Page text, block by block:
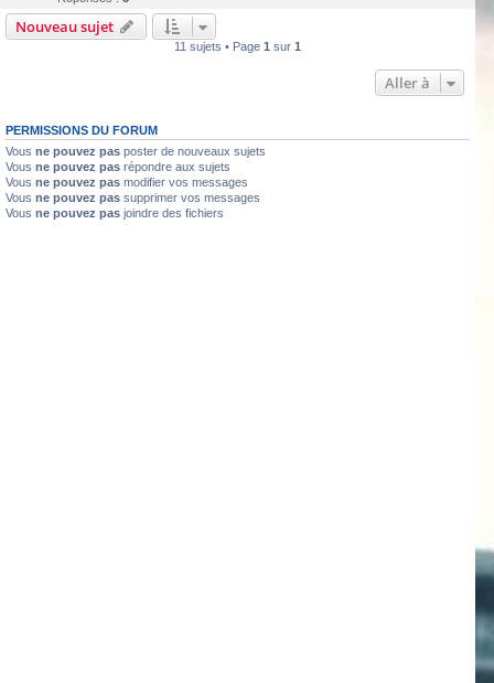
Nouveau sujet
11 sujets • Page1 sur1
Aller à
PERMISSIONS DU FORUM
Vous ne pouvez pas poster de nouveaux sujets
Vous ne pouvez pas répondre aux sujets
Vous ne pouvez pas modifier vos messages
Vous ne pouvez pas supprimer vos messages
Vous ne pouvez pas joindre des fichiers